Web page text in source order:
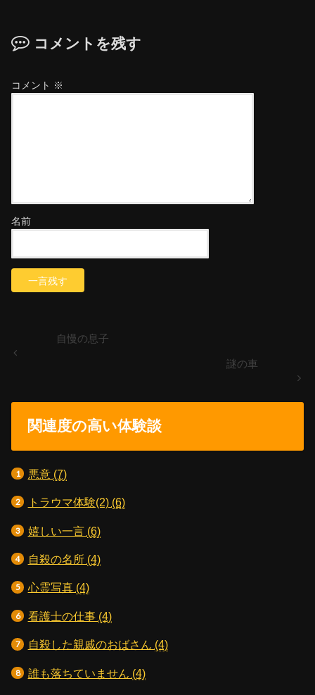
コメントを残す
コメント ※
名前
自慢の息子
謎の車
関連度の高い体験談
悪意 (7)
トラウマ体験(2) (6)
嬉しい一言 (6)
自殺の名所 (4)
心霊写真 (4)
看護士の仕事 (4)
自殺した親戚のおばさん (4)
誰も落ちていません (4)